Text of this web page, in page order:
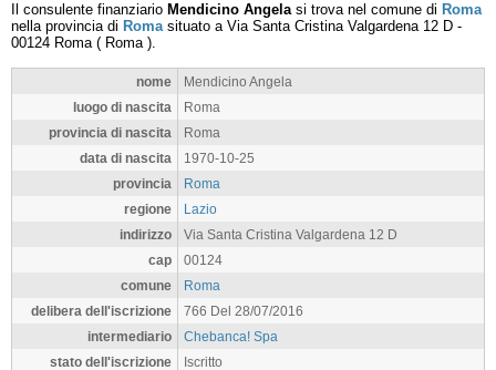
Il consulente finanziario Mendicino Angelasi trova nel comune di Roma
nella provincia di Romasituato a Via Santa Cristina Valgardena 12 D -
00124 Roma( Roma).
nome
Mendicino Angela
luogo di nascita
Roma
provincia di nascita
Roma
data di nascita
1970-10-25
provincia
Roma
regione
Lazio
indirizzo
Via Santa Cristina Valgardena 12 D
cap
00124
comune
Roma
delibera dell'iscrizione
766 Del 28/07/2016
intermediario
Chebanca! Spa
stato dell'iscrizione
Iscritto